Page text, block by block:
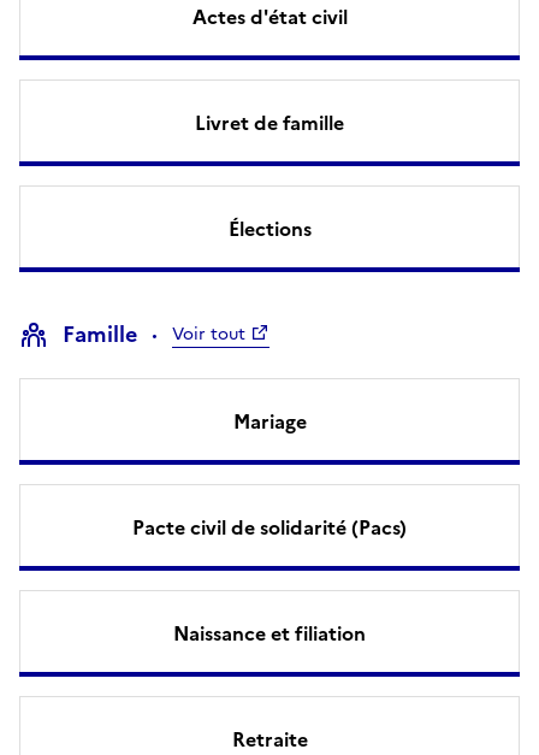
Actes d'état civil
Livret de famille
Élections
Famille Voir tout
Mariage
Pacte civil de solidarité (Pacs)
Naissance et filiation
Retraite